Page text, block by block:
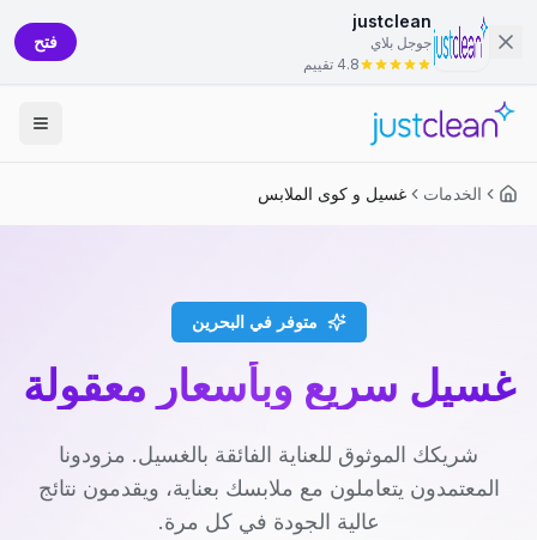
justclean
جوجل بلاي
4.8 تقييم
فتح
الخدمات غسيل و كوى الملابس
متوفر في البحرين
غسيل سريع وبأسعار معقولة
شريكك الموثوق للعناية الفائقة بالغسيل. مزودونا
المعتمدون يتعاملون مع ملابسك بعناية، ويقدمون نتائج
عالية الجودة في كل مرة.